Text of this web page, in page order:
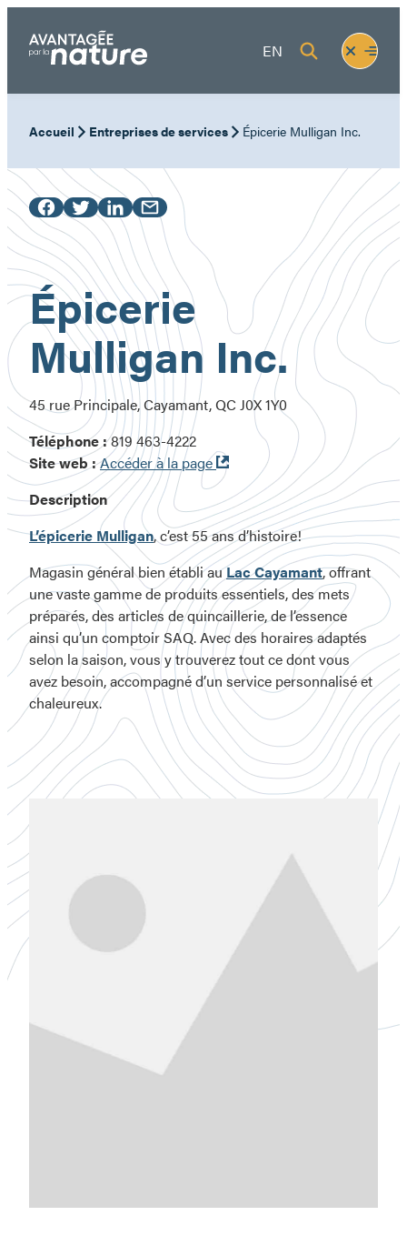
contenu
EN
Fermer
le
menu
Ouvrir
le
Accueil Entreprises de services Épicerie Mulligan Inc.
Épicerie
Mulligan Inc.
45 rue Principale, Cayamant, QC J0X 1Y0
Téléphone :819 463-4222
Site web :Accéder à la page
Ouvre
dans
une
nouvelle
fenêtre
Description
L’épicerie Mulligan, c’est 55 ans d’histoire!
Magasin général bien établi auLac Cayamant, offrant
une vaste gamme de produits essentiels, des mets
préparés, des articles de quincaillerie, de l’essence
ainsi qu’un comptoir SAQ. Avec des horaires adaptés
selon la saison, vous y trouverez tout ce dont vous
avez besoin, accompagné d’un service personnalisé et
chaleureux.